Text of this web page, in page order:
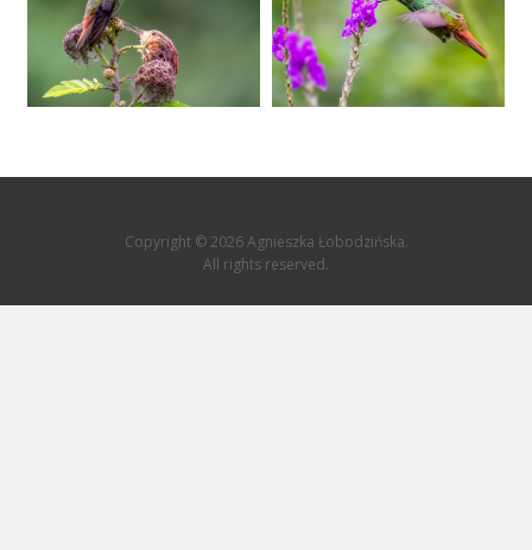
Copyright © 2026 Agnieszka Łobodzińska.
All rights reserved.